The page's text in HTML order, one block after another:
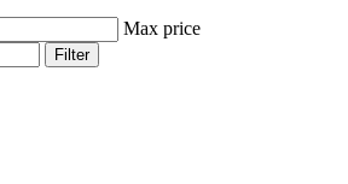
Max price
Filter